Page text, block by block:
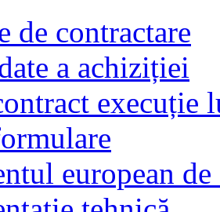
de contractare
a achiziției
execuție
european